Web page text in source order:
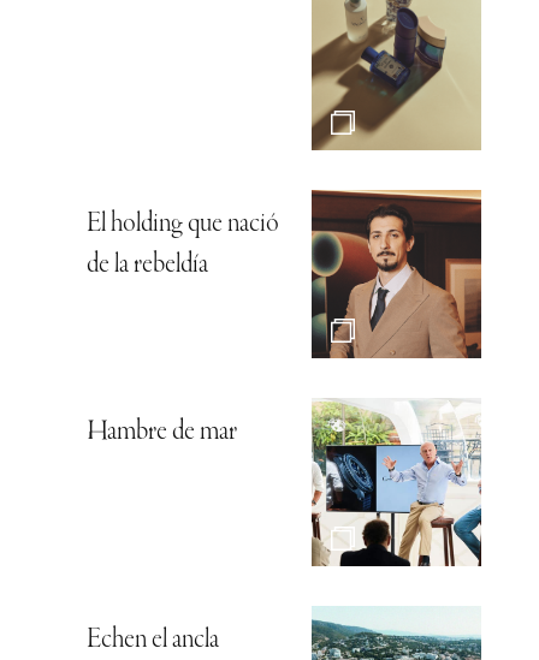
El holding que nació
de la rebeldía
Hambre de mar
Echen el ancla